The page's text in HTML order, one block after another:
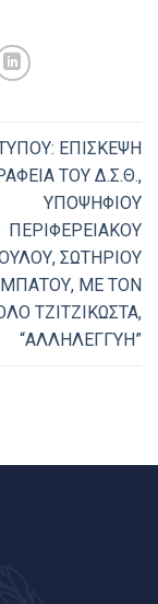
ΕΠΙΣΚΕΨΗ
ΤΟΥ Δ.Σ.Θ.,
ΥΠΟΨΗΦΙΟΥ
ΠΕΡΙΦΕΡΕΙΑΚΟΥ
ΣΩΤΗΡΙΟΥ
ΜΠΑΤΟΥ, ΜΕ ΤΟΝ
ΤΖΙΤΖΙΚΩΣΤΑ,
“ΑΛΛΗΛΕΓΓΥΗ”